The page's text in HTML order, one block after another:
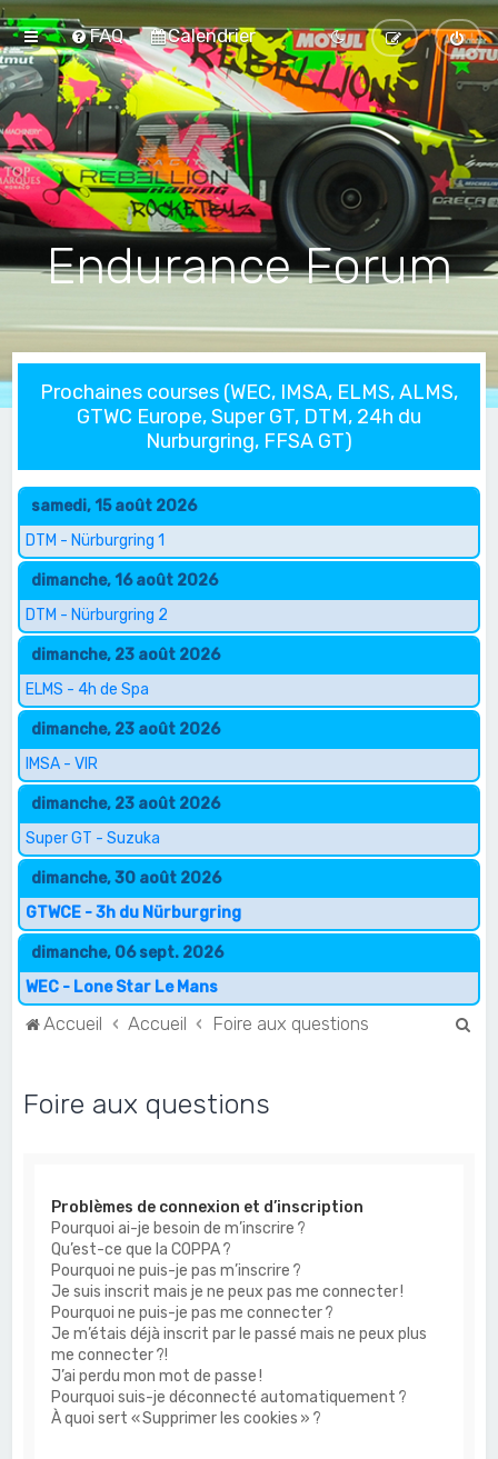
FAQ Calendrier
Endurance Forum
Prochaines courses (WEC, IMSA, ELMS, ALMS,
GTWC Europe, Super GT, DTM, 24h du
Nurburgring, FFSA GT)
samedi, 15 août 2026
DTM - Nürburgring 1
dimanche, 16 août 2026
DTM - Nürburgring 2
dimanche, 23 août 2026
ELMS - 4h de Spa
dimanche, 23 août 2026
IMSA - VIR
dimanche, 23 août 2026
Super GT - Suzuka
dimanche, 30 août 2026
GTWCE - 3h du Nürburgring
dimanche, 06 sept. 2026
WEC - Lone Star Le Mans
Accueil Accueil Foire aux questions
Foire aux questions
Problèmes de connexion et d’inscription
Pourquoi ai-je besoin de m’inscrire ?
Qu’est-ce que la COPPA ?
Pourquoi ne puis-je pas m’inscrire ?
Je suis inscrit mais je ne peux pas me connecter !
Pourquoi ne puis-je pas me connecter ?
Je m’étais déjà inscrit par le passé mais ne peux plus
me connecter ?!
J’ai perdu mon mot de passe !
Pourquoi suis-je déconnecté automatiquement ?
À quoi sert « Supprimer les cookies » ?